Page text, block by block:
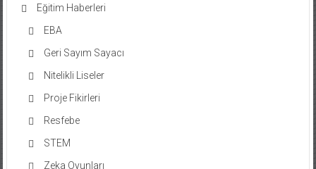
Eğitim Haberleri
EBA
Geri Sayım Sayacı
Nitelikli Liseler
Proje Fikirleri
Resfebe
STEM
Zeka Oyunları